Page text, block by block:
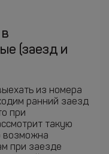
(заезд и
из номера
ранний заезд
при
такую
возможна
при заезде